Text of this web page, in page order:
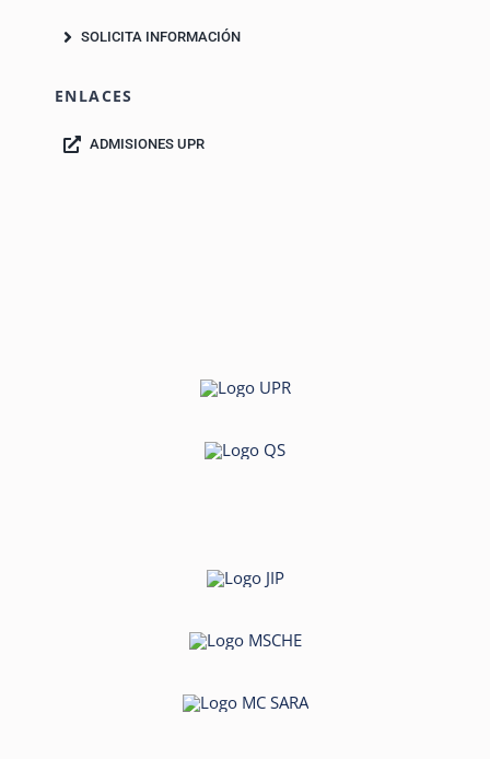
SOLICITA INFORMACIÓN
ENLACES
ADMISIONES UPR